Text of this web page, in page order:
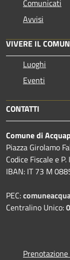
Comunicati
Avvisi
VIVERE IL
Luoghi
Eventi
CONTATTI
Comune di
Piazza Girolamo
Codice Fiscale e
IBAN: IT 73 M
PEC:
Centralino Unico: